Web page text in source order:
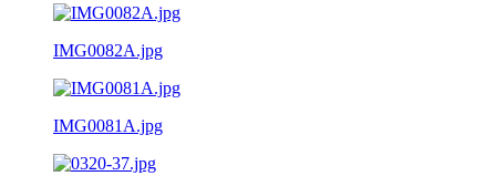
IMG0082A.jpg
IMG0081A.jpg